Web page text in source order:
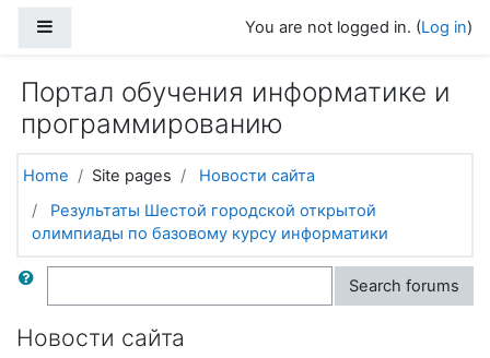
You are not logged in. (Log in)
Портал обучения информатике и
программированию
Home Site pages
Новости сайта
Результаты Шестой городской открытой
олимпиады по базовому курсу информатики
Search Search forums
Новости сайта